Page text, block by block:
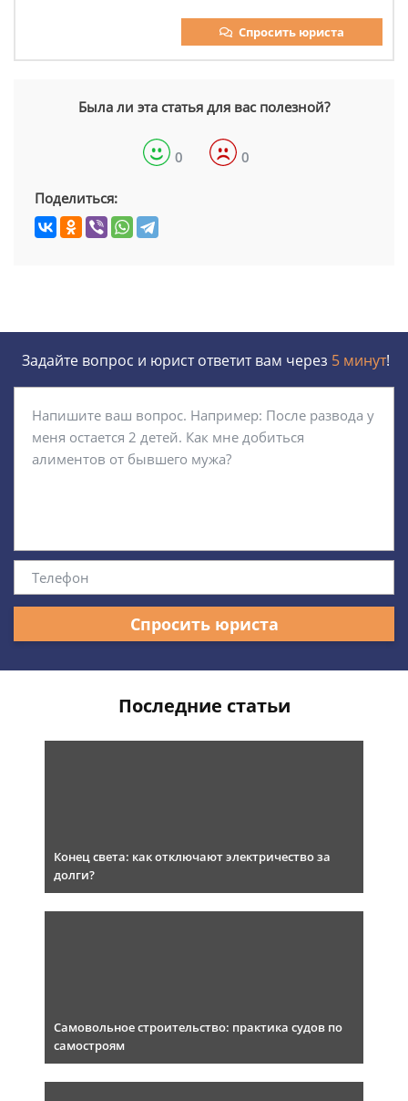
Спросить юриста
Была ли эта статья для вас полезной?
0 0
Поделиться:
Задайте вопрос и юрист ответит вам через 5 минут!
Спросить юриста
Последние статьи
Конец света: как отключают электричество за
долги?
Самовольное строительство: практика судов по
самостроям